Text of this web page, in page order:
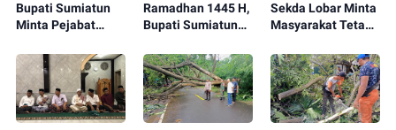
Bupati Sumiatun
Minta Pejabat
Inovatif
Ramadhan 1445 H,
Bupati Sumiatun
Mesanggok
Sekda Lobar Minta
Masyarakat Tetap
Lobar